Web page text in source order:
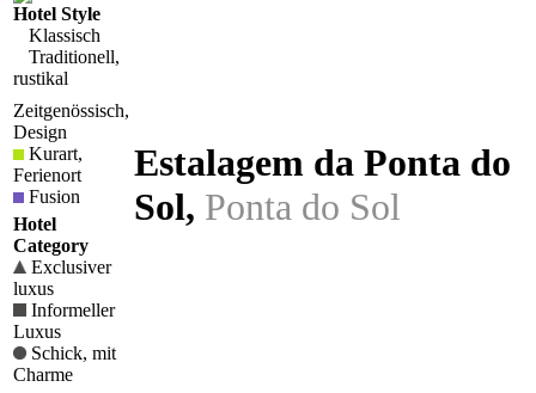
Hotel Style
Klassisch
Traditionell,
rustikal
Zeitgenössisch,
Design
Kurart,
Ferienort
Fusion
Hotel
Category
Exclusiver
luxus
Informeller
Luxus
Schick, mit
Charme
Estalagem da Ponta do
Sol, Ponta do Sol